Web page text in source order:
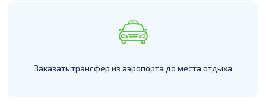
Заказать трансфер из аэропорта до места отдыха